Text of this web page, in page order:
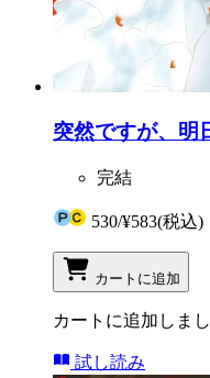
突然ですが、明
完結
530/¥583(税込)
カートに追加
カートに追加しま
試し読み